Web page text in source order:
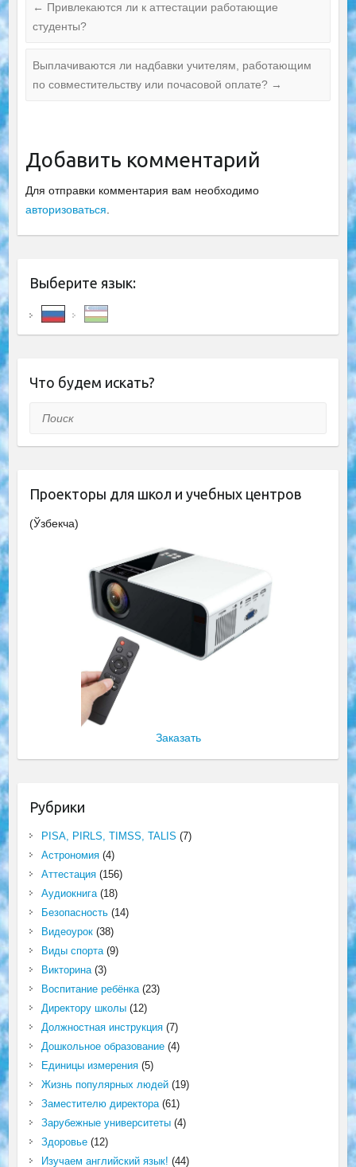
← Привлекаются ли к аттестации работающие
студенты?
Выплачиваются ли надбавки учителям, работающим
по совместительству или почасовой оплате? →
Добавить комментарий
Для отправки комментария вам необходимо
авторизоваться.
Выберите язык:
Что будем искать?
Поиск
Проекторы для школ и учебных центров
(Ўзбекча)
Заказать
Рубрики
PISA, PIRLS, TIMSS, TALIS (7)
Астрономия(4)
Аттестация(156)
Аудиокнига(18)
Безопасность(14)
Видеоурок(38)
Виды спорта(9)
Викторина(3)
Воспитание ребёнка(23)
Директору школы(12)
Должностная инструкция(7)
Дошкольное образование(4)
Единицы измерения(5)
Жизнь популярных людей(19)
Заместителю директора(61)
Зарубежные университеты(4)
Здоровье(12)
Изучаем английский язык! (44)